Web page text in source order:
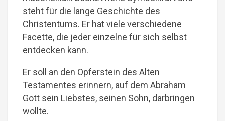
steht für die lange Geschichte des
Christentums. Er hat viele verschiedene
Facette, die jeder einzelne für sich selbst
entdecken kann.
Er soll an den Opferstein des Alten
Testamentes erinnern, auf dem Abraham
Gott sein Liebstes, seinen Sohn, darbringen
wollte.